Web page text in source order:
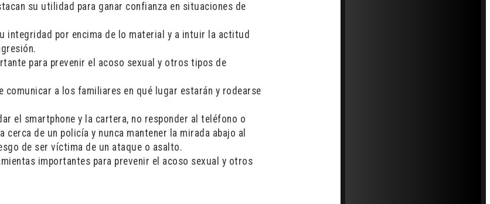
su utilidad para ganar confianza en situaciones de
integridad por encima de lo material y a intuir la actitud
para prevenir el acoso sexual y otros tipos de
comunicar a los familiares en qué lugar estarán y rodearse
el smartphone y la cartera, no responder al teléfono o
cerca de un policía y nunca mantener la mirada abajo al
de ser víctima de un ataque o asalto.
importantes para prevenir el acoso sexual y otros